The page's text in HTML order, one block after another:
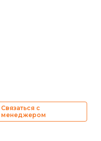
Связаться с
менеджером